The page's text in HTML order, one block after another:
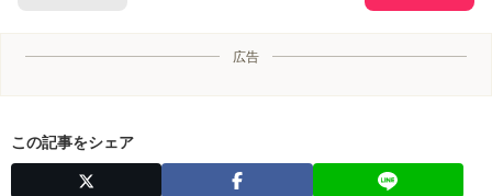
広告
この記事をシェア